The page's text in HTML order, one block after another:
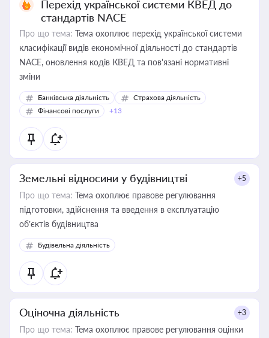
Перехід української системи КВЕД до
стандартів NACE
Про що тема: Тема охоплює перехід української системи
класифікації видів економічної діяльності до стандартів
NACE, оновлення кодів КВЕД та пов'язані нормативні
зміни
Банківська діяльність
Страхова діяльність
Фінансові послуги
+13
Земельні відносини у будівництві +5
Про що тема: Тема охоплює правове регулювання
підготовки, здійснення та введення в експлуатацію
об’єктів будівництва
Будівельна діяльність
Оціночна діяльність +3
Про що тема: Тема охоплює правове регулювання оцінки